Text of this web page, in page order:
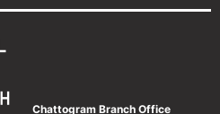
Chattogram Branch Office